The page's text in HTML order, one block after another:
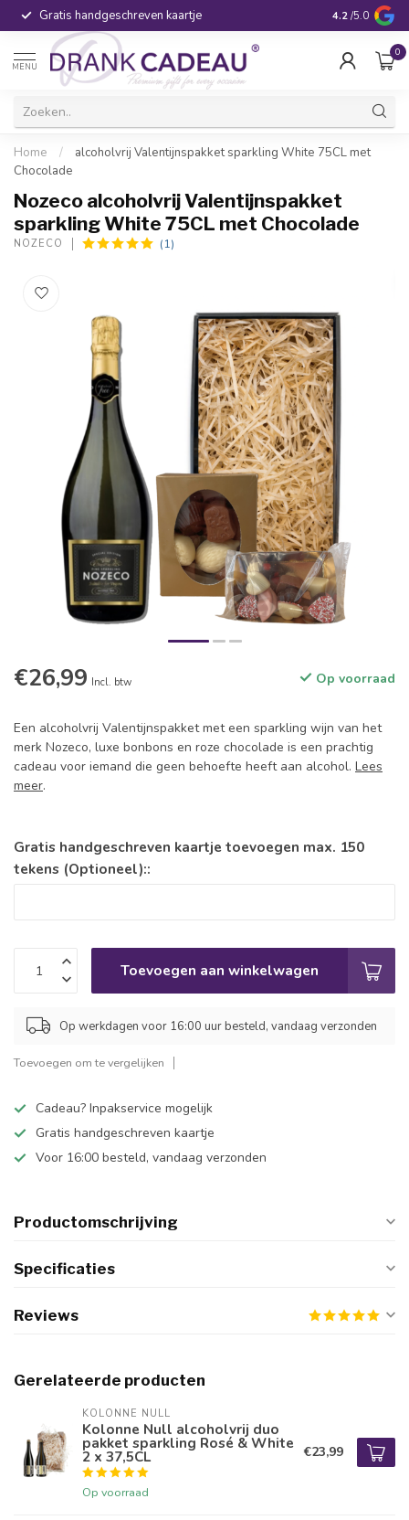
Gratis handgeschreven kaartje Voor 16:00
4.2 /5.0
MENU
0
Home /
alcoholvrij Valentijnspakket sparkling White 75CL met
Chocolade
Nozeco alcoholvrij Valentijnspakket
sparkling White 75CL met Chocolade
NOZECO (1)
€26,99 Incl. btw Op voorraad
Een alcoholvrij Valentijnspakket met een sparkling wijn van het
merk Nozeco, luxe bonbons en roze chocolade is een prachtig
cadeau voor iemand die geen behoefte heeft aan alcohol. Lees
meer.
Gratis handgeschreven kaartje toevoegen max. 150
tekens (Optioneel)::
Toevoegen aan winkelwagen
Op werkdagen voor 16:00 uur besteld, vandaag verzonden
Toevoegen om te vergelijken
Cadeau? Inpakservice mogelijk
Gratis handgeschreven kaartje
Voor 16:00 besteld, vandaag verzonden
Productomschrijving
Specificaties
Reviews
Gerelateerde producten
KOLONNE NULL
Kolonne Null alcoholvrij duo
pakket sparkling Rosé & White
2 x 37,5CL
Op voorraad
€23,99